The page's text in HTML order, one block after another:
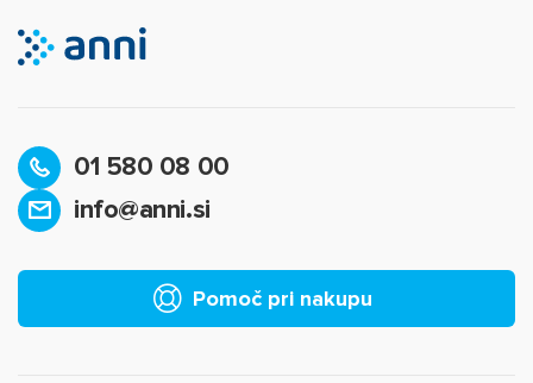
01 580 08 00
info@anni.si
Pomoč pri nakupu